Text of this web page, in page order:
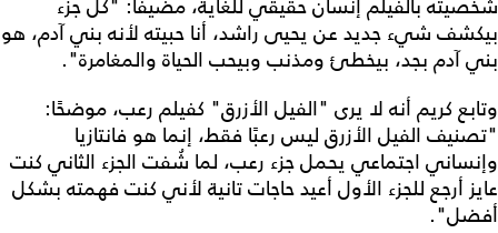
شخصيته بالفيلم إنسان حقيقي للغاية، مضيفًا: "كل جزء
بيكشف شيء جديد عن يحيى راشد، أنا حبيته لأنه بني آدم، هو
بني آدم بجد، بيخطئ ومذنب وبيحب الحياة والمغامرة".
وتابع كريم أنه لا يرى "الفيل الأزرق" كفيلم رعب، موضحًا:
"تصنيف الفيل الأزرق ليس رعبًا فقط، إنما هو فانتازيا
وإنساني اجتماعي يحمل جزء رعب، لما شُفت الجزء الثاني كنت
عايز أرجع للجزء الأول أعيد حاجات تانية لأني كنت فهمته بشكل
أفضل".